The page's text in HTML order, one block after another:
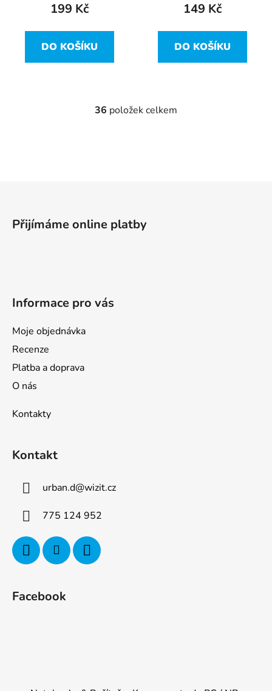
199 Kč
DO KOŠÍKU
149 Kč
DO KOŠÍKU
O
p
36 položek celkem
Přijímáme online platby
Informace pro vás
Moje objednávka
Recenze
Platba a doprava
O nás
Kontakty
Kontakt
urban.d@wizit.cz
775 124 952
Facebook